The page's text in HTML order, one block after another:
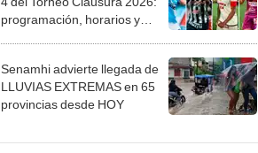
programación, horarios y
Senamhi advierte llegada de
LLUVIAS EXTREMAS en 65
provincias desde HOY